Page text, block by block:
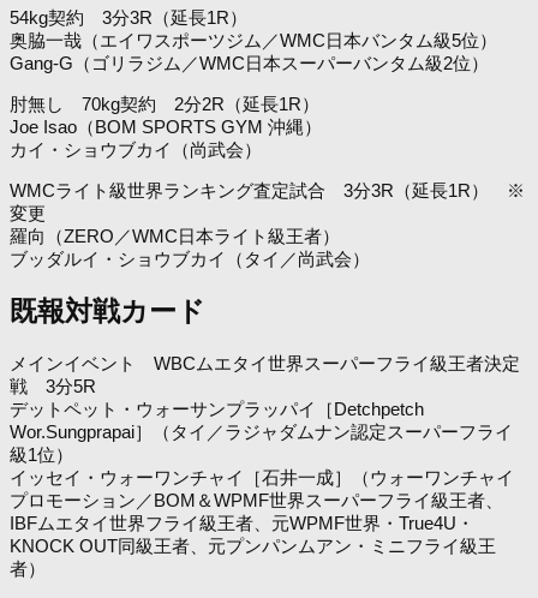
54kg契約 3分3R（延長1R）
奥脇一哉（エイワスポーツジム／WMC日本バンタム級5位）
Gang-G（ゴリラジム／WMC日本スーパーバンタム級2位）
肘無し 70kg契約 2分2R（延長1R）
Joe Isao（BOM SPORTS GYM 沖縄）
カイ・ショウブカイ（尚武会）
WMCライト級世界ランキング査定試合 3分3R（延長1R） ※
変更
羅向（ZERO／WMC日本ライト級王者）
ブッダルイ・ショウブカイ（タイ／尚武会）
既報対戦カード
メインイベント WBCムエタイ世界スーパーフライ級王者決定
戦 3分5R
デットペット・ウォーサンプラッパイ［Detchpetch
Wor.Sungprapai］（タイ／ラジャダムナン認定スーパーフライ
級1位）
イッセイ・ウォーワンチャイ［石井一成］（ウォーワンチャイ
プロモーション／BOM＆WPMF世界スーパーフライ級王者、
IBFムエタイ世界フライ級王者、元WPMF世界・True4U・
KNOCK OUT同級王者、元プンパンムアン・ミニフライ級王
者）